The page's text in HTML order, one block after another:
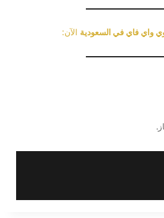
واي فاي في السعودية الآن: